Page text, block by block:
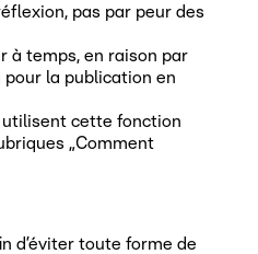
pas par peur des
à temps, en raison par
pour la publication en
utilisent cette fonction
„Comment
d’éviter toute forme de